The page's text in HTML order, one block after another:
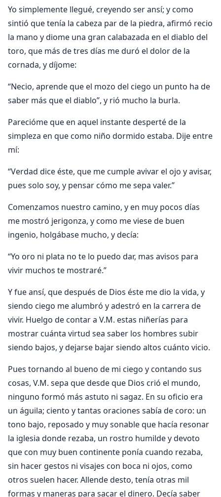
Yo simplemente llegué, creyendo ser ansí; y como
sintió que tenía la cabeza par de la piedra, afirmó recio
la mano y diome una gran calabazada en el diablo del
toro, que más de tres días me duró el dolor de la
cornada, y díjome:
“Necio, aprende que el mozo del ciego un punto ha de
saber más que el diablo”, y rió mucho la burla.
Parecióme que en aquel instante desperté de la
simpleza en que como niño dormido estaba. Dije entre
mí:
“Verdad dice éste, que me cumple avivar el ojo y avisar,
pues solo soy, y pensar cómo me sepa valer.”
Comenzamos nuestro camino, y en muy pocos días
me mostró jerigonza, y como me viese de buen
ingenio, holgábase mucho, y decía:
“Yo oro ni plata no te lo puedo dar, mas avisos para
vivir muchos te mostraré.”
Y fue ansí, que después de Dios éste me dio la vida, y
siendo ciego me alumbró y adestró en la carrera de
vivir. Huelgo de contar a V.M. estas niñerías para
mostrar cuánta virtud sea saber los hombres subir
siendo bajos, y dejarse bajar siendo altos cuánto vicio.
Pues tornando al bueno de mi ciego y contando sus
cosas, V.M. sepa que desde que Dios crió el mundo,
ninguno formó más astuto ni sagaz. En su oficio era
un águila; ciento y tantas oraciones sabía de coro: un
tono bajo, reposado y muy sonable que hacía resonar
la iglesia donde rezaba, un rostro humilde y devoto
que con muy buen continente ponía cuando rezaba,
sin hacer gestos ni visajes con boca ni ojos, como
otros suelen hacer. Allende desto, tenía otras mil
formas y maneras para sacar el dinero. Decía saber